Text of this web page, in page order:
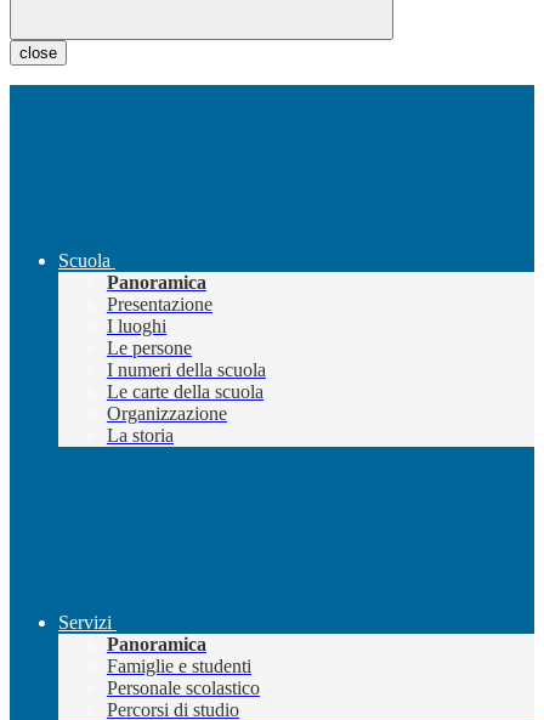
close
Scuola
Panoramica
Presentazione
I luoghi
Le persone
I numeri della scuola
Le carte della scuola
Organizzazione
La storia
Servizi
Panoramica
Famiglie e studenti
Personale scolastico
Percorsi di studio